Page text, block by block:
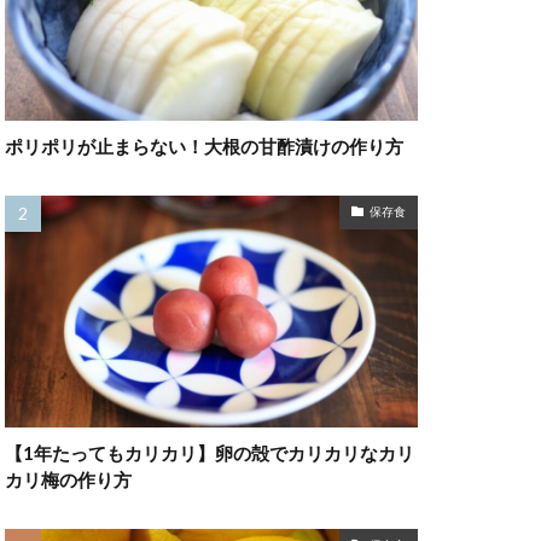
ポリポリが止まらない！大根の甘酢漬けの作り方
保存食
【1年たってもカリカリ】卵の殻でカリカリなカリ
カリ梅の作り方